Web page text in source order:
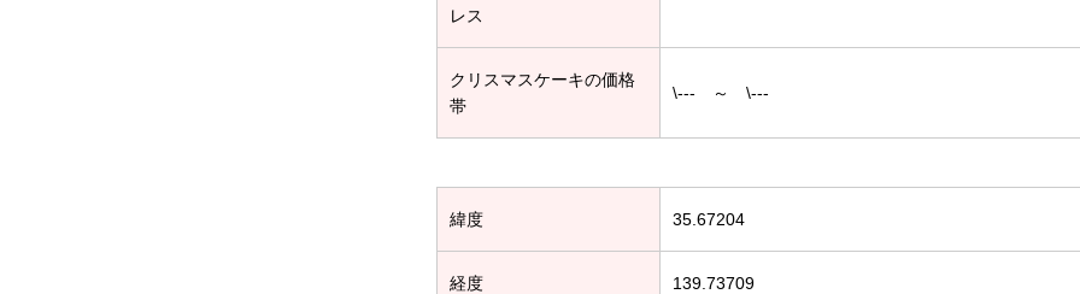
レス
クリスマスケーキの価格
帯
\--- ～ \---
緯度 35.67204
経度 139.73709